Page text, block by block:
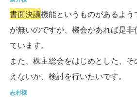
書面決議機能というものがあるよう
が無いのですが、機会があれば是非
ています。
また、株主総会をはじめとした、
えないか、検討を行いたいです。
志村様